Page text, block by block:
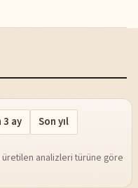
3 ay Son yıl
analizleri türüne göre